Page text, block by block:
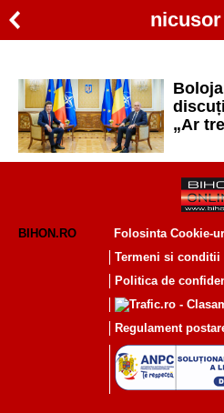
„Ar
soluții
BIHON.RO
Folosinta Cookie-
Termeni si conditii
Politica de
Regulament